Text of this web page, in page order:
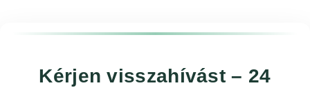
Kérjen visszahívást – 24